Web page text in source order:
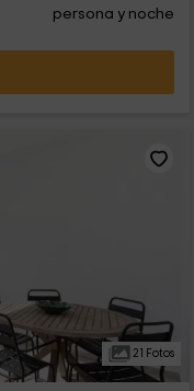
persona y noche
21 Fotos